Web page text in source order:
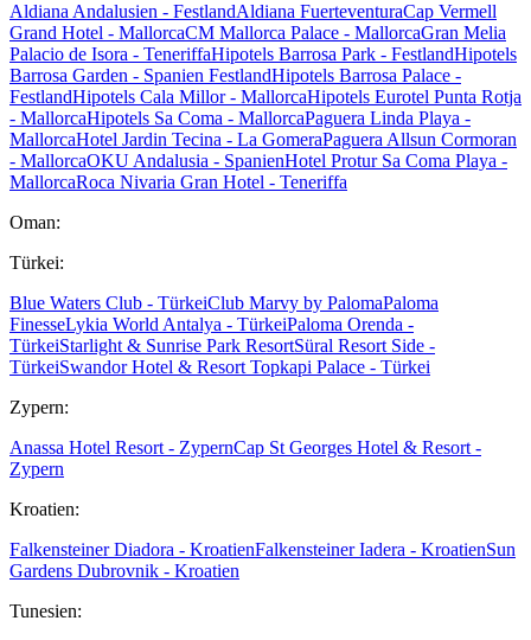
Aldiana Andalusien - FestlandAldiana FuerteventuraCap Vermell
Grand Hotel - MallorcaCM Mallorca Palace - MallorcaGran Melia
Palacio de Isora - TeneriffaHipotels Barrosa Park - FestlandHipotels
Barrosa Garden - Spanien FestlandHipotels Barrosa Palace -
FestlandHipotels Cala Millor - MallorcaHipotels Eurotel Punta Rotja
- MallorcaHipotels Sa Coma - MallorcaPaguera Linda Playa -
MallorcaHotel Jardin Tecina - La GomeraPaguera Allsun Cormoran
- MallorcaOKU Andalusia - SpanienHotel Protur Sa Coma Playa -
MallorcaRoca Nivaria Gran Hotel - Teneriffa
Oman:
Türkei:
Blue Waters Club - TürkeiClub Marvy by PalomaPaloma
FinesseLykia World Antalya - TürkeiPaloma Orenda -
TürkeiStarlight & Sunrise Park ResortSüral Resort Side -
TürkeiSwandor Hotel & Resort Topkapi Palace - Türkei
Zypern:
Anassa Hotel Resort - ZypernCap St Georges Hotel & Resort -
Zypern
Kroatien:
Falkensteiner Diadora - KroatienFalkensteiner Iadera - KroatienSun
Gardens Dubrovnik - Kroatien
Tunesien: